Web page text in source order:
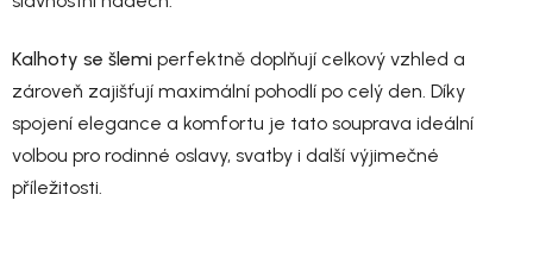
Kalhoty se šlemi perfektně doplňují celkový vzhled a
zároveň zajišťují maximální pohodlí po celý den. Díky
spojení elegance a komfortu je tato souprava ideální
volbou pro rodinné oslavy, svatby i další výjimečné
příležitosti.